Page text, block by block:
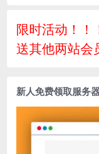
限时活动！！
送其他两站会
新人免费领取服务